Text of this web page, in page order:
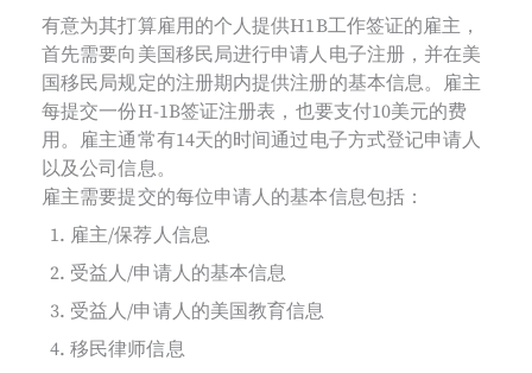
有意为其打算雇用的个人提供H1B工作签证的雇主，
首先需要向美国移民局进行申请人电子注册，并在美
国移民局规定的注册期内提供注册的基本信息。雇主
每提交一份H-1B签证注册表，也要支付10美元的费
用。雇主通常有14天的时间通过电子方式登记申请人
以及公司信息。
雇主需要提交的每位申请人的基本信息包括：
雇主/保荐人信息
受益人/申请人的基本信息
受益人/申请人的美国教育信息
移民律师信息